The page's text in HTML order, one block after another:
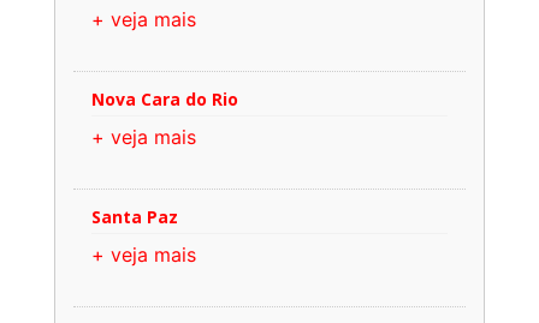
+ veja mais
Nova Cara do Rio
+ veja mais
Santa Paz
+ veja mais